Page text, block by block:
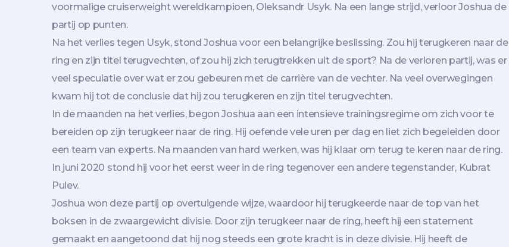
voormalige cruiserweight wereldkampioen, Oleksandr Usyk. Na een lange strijd, verloor Joshua de
partij op punten.
Na het verlies tegen Usyk, stond Joshua voor een belangrijke beslissing. Zou hij terugkeren naar de
ring en zijn titel terugvechten, of zou hij zich terugtrekken uit de sport? Na de verloren partij, was er
veel speculatie over wat er zou gebeuren met de carrière van de vechter. Na veel overwegingen
kwam hij tot de conclusie dat hij zou terugkeren en zijn titel terugvechten.
In de maanden na het verlies, begon Joshua aan een intensieve trainingsregime om zich voor te
bereiden op zijn terugkeer naar de ring. Hij oefende vele uren per dag en liet zich begeleiden door
een team van experts. Na maanden van hard werken, was hij klaar om terug te keren naar de ring.
In juni 2020 stond hij voor het eerst weer in de ring tegenover een andere tegenstander, Kubrat
Pulev.
Joshua won deze partij op overtuigende wijze, waardoor hij terugkeerde naar de top van het
boksen in de zwaargewicht divisie. Door zijn terugkeer naar de ring, heeft hij een statement
gemaakt en aangetoond dat hij nog steeds een grote kracht is in deze divisie. Hij heeft de